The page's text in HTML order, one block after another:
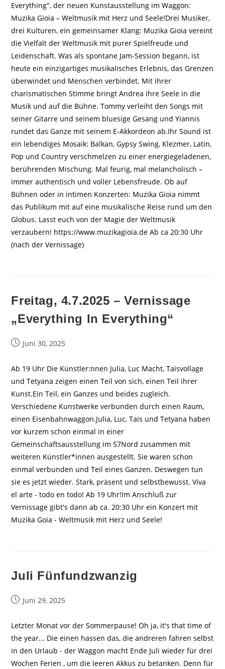
Everything", der neuen Kunstausstellung im Waggon:
Muzika Gioia – Weltmusik mit Herz und Seele!Drei Musiker,
drei Kulturen, ein gemeinsamer Klang: Muzika Gioia vereint
die Vielfalt der Weltmusik mit purer Spielfreude und
Leidenschaft. Was als spontane Jam-Session begann, ist
heute ein einzigartiges musikalisches Erlebnis, das Grenzen
überwindet und Menschen verbindet. Mit ihrer
charismatischen Stimme bringt Andrea ihre Seele in die
Musik und auf die Bühne. Tommy verleiht den Songs mit
seiner Gitarre und seinem bluesige Gesang und Yiannis
rundet das Ganze mit seinem E-Akkordeon ab.Ihr Sound ist
ein lebendiges Mosaik: Balkan, Gypsy Swing, Klezmer, Latin,
Pop und Country verschmelzen zu einer energiegeladenen,
berührenden Mischung. Mal feurig, mal melancholisch –
immer authentisch und voller Lebensfreude. Ob auf
Bühnen oder in intimen Konzerten: Muzika Gioia nimmt
das Publikum mit auf eine musikalische Reise rund um den
Globus. Lasst euch von der Magie der Weltmusik
verzaubern! https://www.muzikagioia.de Ab ca 20:30 Uhr
(nach der Vernissage)
Freitag, 4.7.2025 – Vernissage
„Everything In Everything“
BeitragJuni 30, 2025
Ab 19 Uhr Die Künstler:nnen Julia, Luc Macht, Taisvollage
und Tetyana zeigen einen Teil von sich, einen Teil ihrer
Kunst.Ein Teil, ein Ganzes und beides zugleich.
Verschiedene Kunstwerke verbunden durch einen Raum,
einen Eisenbahnwaggon.Julia, Luc, Tais und Tetyana haben
vor kurzem schon einmal in einer
Gemeinschaftsausstellung im 57Nord zusammen mit
weiteren Künstler*innen ausgestellt. Sie waren schon
einmal verbunden und Teil eines Ganzen. Deswegen tun
sie es jetzt wieder. Stark, präsent und selbstbewusst. Viva
el arte - todo en todo! Ab 19 Uhr!Im Anschluß zur
Vernissage gibt's dann ab ca. 20:30 Uhr ein Konzert mit
Muzika Goia - Weltmusik mit Herz und Seele!
Juli Fünfundzwanzig
BeitragJuni 29, 2025
Letzter Monat vor der Sommerpause! Oh ja, it's that time of
the year... Die einen hassen das, die andreren fahren selbst
in den Urlaub - der Waggon macht Ende Juli wieder für drei
Wochen Ferien , um die leeren Akkus zu betanken. Denn für